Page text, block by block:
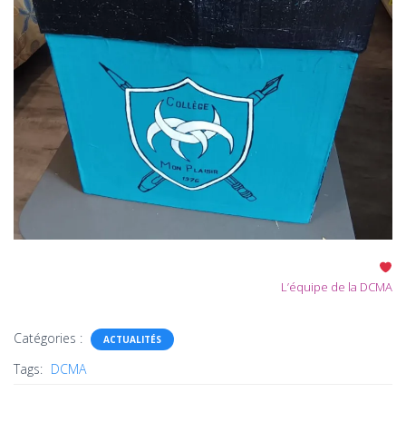
L’équipe de la DCMA​
Catégories : ACTUALITÉS
Tags: DCMA